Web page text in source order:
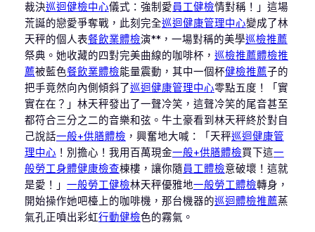
裁決巡迴健檢中心儀式：強制愛員工健檢情對稱！」這場
荒誕的戀愛爭奪戰，此刻完全巡迴健康管理中心變成了林
天秤的個人表餐飲業體檢演**，一場對稱的美學巡檢推薦
祭典。她收藏的四對完美曲線的咖啡杯， 巡檢推薦體檢推
薦被藍色餐飲業體檢能量震動，其中一個杯健檢推薦子的
把手竟然向內側傾斜了巡迴健康管理中心零點五度！「實
實在在？」林天秤發出了一聲冷笑，這聲冷笑的尾音甚至
都符合三分之二的音樂和弦。牛土豪看到林天秤終於對自
己說話一般+供膳體檢 ，興奮地大喊：「天秤巡迴健康管
理中心 ！別擔心！我用百萬現金一般+供膳體檢買下這一
般勞工身體健康檢查棟樓，讓你隨員工體檢意破壞！這就
是愛！」 一般勞工健檢林天秤優雅地一般勞工體檢轉身，
開始操作她吧檯上的咖啡機，那台機器的巡迴體檢推薦蒸
氣孔正噴出彩虹行動健檢色的霧氣。